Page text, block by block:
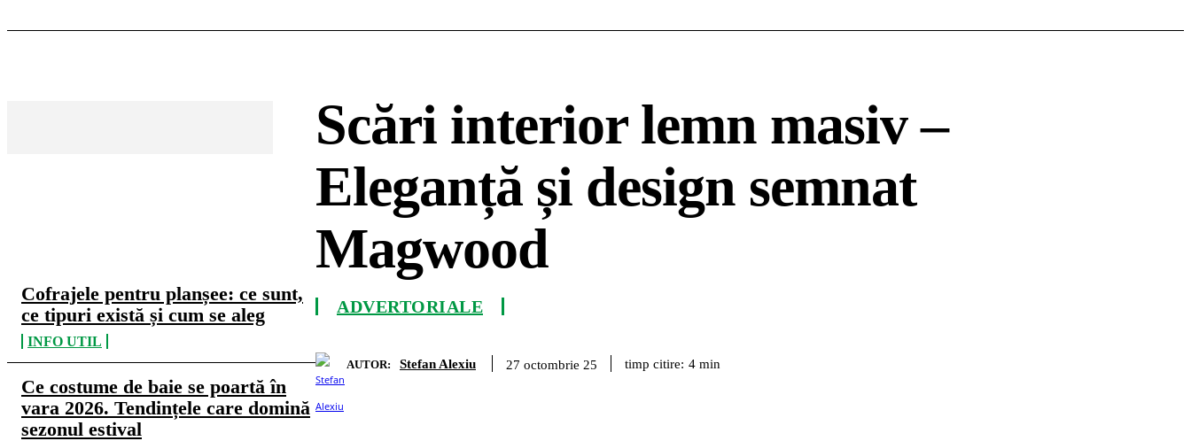
Cofrajele pentru planșee: ce sunt,
ce tipuri există și cum se aleg
INFO UTIL
Ce costume de baie se poartă în
vara 2026. Tendințele care domină
sezonul estival
Scări interior lemn masiv –
Eleganță și design semnat
Magwood
ADVERTORIALE
AUTOR: Stefan Alexiu 27 octombrie 25 timp citire: 4 min